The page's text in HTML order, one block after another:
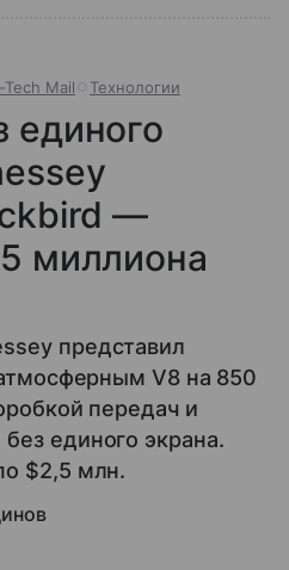
Tech Mail Технологии
единого
—
миллиона
представил
V8 на 850
передач и
единого экрана.
$2,5 млн.